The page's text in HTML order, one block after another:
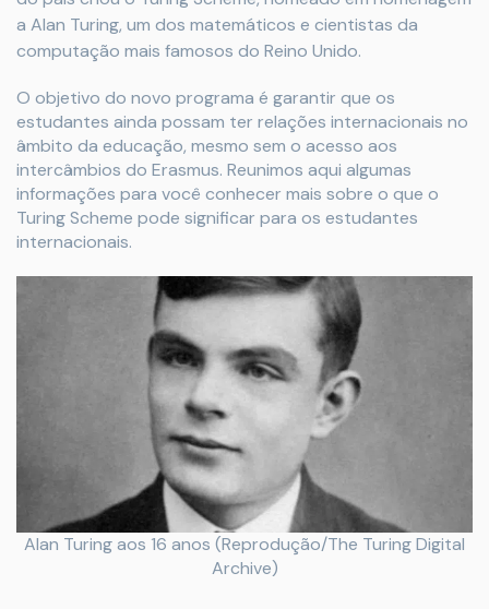
a Alan Turing, um dos matemáticos e cientistas da
computação mais famosos do Reino Unido.
O objetivo do novo programa é garantir que os
estudantes ainda possam ter relações internacionais no
âmbito da educação, mesmo sem o acesso aos
intercâmbios do Erasmus. Reunimos aqui algumas
informações para você conhecer mais sobre o que o
Turing Scheme pode significar para os estudantes
internacionais.
Alan Turing aos 16 anos (Reprodução/The Turing Digital
Archive)